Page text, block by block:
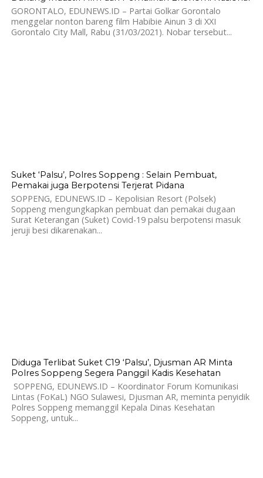
GORONTALO, EDUNEWS.ID – Partai Golkar Gorontalo
menggelar nonton bareng film Habibie Ainun 3 di XXI
Gorontalo City Mall, Rabu (31/03/2021). Nobar tersebut...
Suket ‘Palsu’, Polres Soppeng : Selain Pembuat,
Pemakai juga Berpotensi Terjerat Pidana
SOPPENG, EDUNEWS.ID – Kepolisian Resort (Polsek)
Soppeng mengungkapkan pembuat dan pemakai dugaan
Surat Keterangan (Suket) Covid-19 palsu berpotensi masuk
jeruji besi dikarenakan...
Diduga Terlibat Suket C19 ‘Palsu’, Djusman AR Minta
Polres Soppeng Segera Panggil Kadis Kesehatan
SOPPENG, EDUNEWS.ID – Koordinator Forum Komunikasi
Lintas (FoKaL) NGO Sulawesi, Djusman AR, meminta penyidik
Polres Soppeng memanggil Kepala Dinas Kesehatan
Soppeng, untuk...